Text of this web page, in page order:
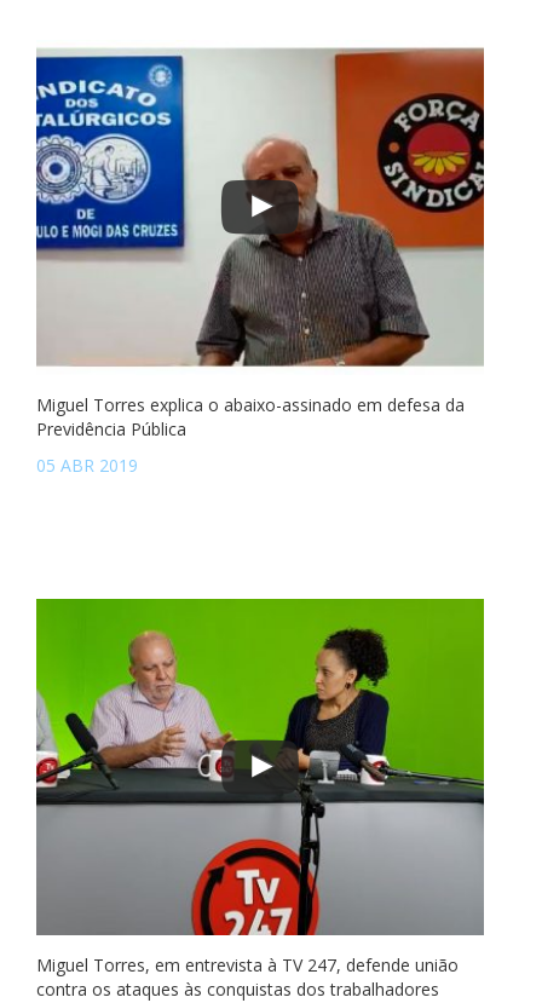
Miguel Torres explica o abaixo-assinado em defesa da
Previdência Pública
05 ABR 2019
Miguel Torres, em entrevista à TV 247, defende união
contra os ataques às conquistas dos trabalhadores